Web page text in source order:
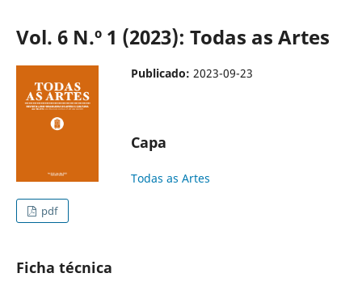
Vol. 6 N.º 1 (2023): Todas as Artes
Publicado: 2023-09-23
Capa
Todas as Artes
pdf
Ficha técnica